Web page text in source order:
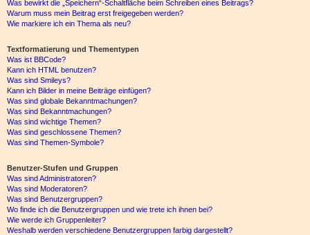
Was bewirkt die „Speichern“-Schaltfläche beim Schreiben eines Beitrags?
Warum muss mein Beitrag erst freigegeben werden?
Wie markiere ich ein Thema als neu?
Textformatierung und Thementypen
Was ist BBCode?
Kann ich HTML benutzen?
Was sind Smileys?
Kann ich Bilder in meine Beiträge einfügen?
Was sind globale Bekanntmachungen?
Was sind Bekanntmachungen?
Was sind wichtige Themen?
Was sind geschlossene Themen?
Was sind Themen-Symbole?
Benutzer-Stufen und Gruppen
Was sind Administratoren?
Was sind Moderatoren?
Was sind Benutzergruppen?
Wo finde ich die Benutzergruppen und wie trete ich ihnen bei?
Wie werde ich Gruppenleiter?
Weshalb werden verschiedene Benutzergruppen farbig dargestellt?